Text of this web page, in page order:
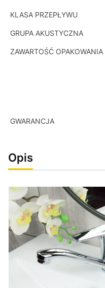
KLASA PRZEPŁYWU
GRUPA AKUSTYCZNA
ZAWARTOŚĆ OPAKOWANIA
GWARANCJA
Opis